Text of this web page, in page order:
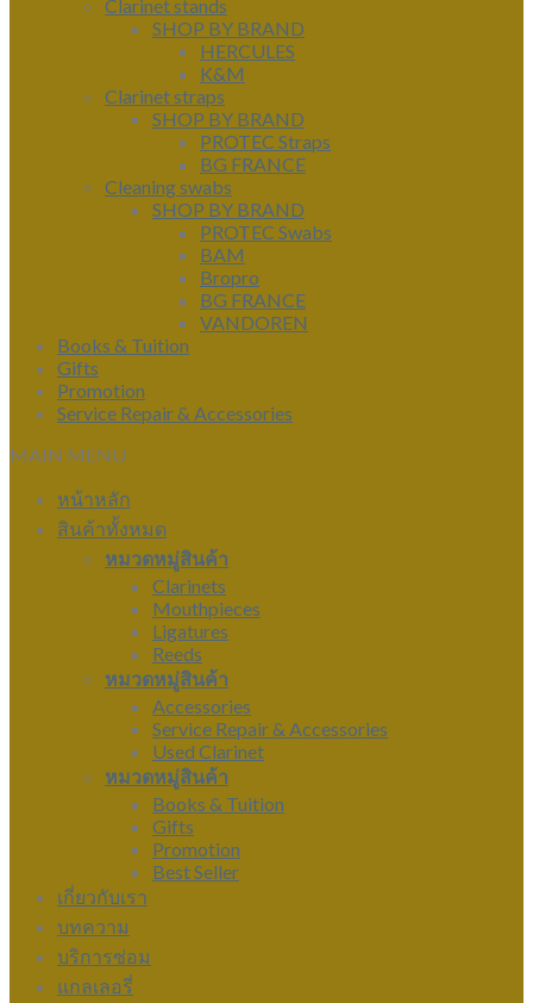
Clarinet stands
SHOP BY BRAND
HERCULES
K&M
Clarinet straps
SHOP BY BRAND
PROTEC Straps
BG FRANCE
Cleaning swabs
SHOP BY BRAND
PROTEC Swabs
BAM
Bropro
BG FRANCE
VANDOREN
Books & Tuition
Gifts
Promotion
Service Repair & Accessories
MAIN MENU
หน้าหลัก
สินค้าทั้งหมด
หมวดหมู่สินค้า
Clarinets
Mouthpieces
Ligatures
Reeds
หมวดหมู่สินค้า
Accessories
Service Repair & Accessories
Used Clarinet
หมวดหมู่สินค้า
Books & Tuition
Gifts
Promotion
Best Seller
เกี่ยวกับเรา
บทความ
บริการซ่อม
แกลเลอรี่